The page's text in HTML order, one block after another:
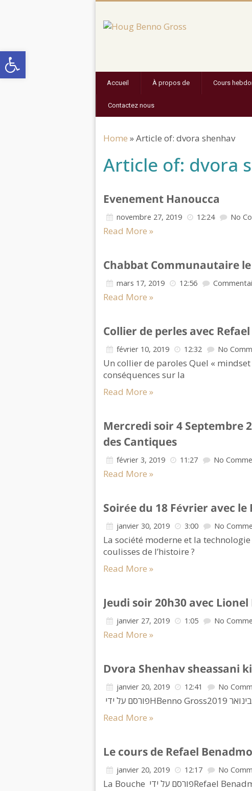
Open
toolbar Accueil À propos de Cours
Contactez nous
Home »Article of: dvora shenhav
Article of: dvora
Evenement Hanoucca
novembre 27, 2019 12:24 No
Read More »
Chabbat Communautaire
mars 17, 2019 12:56
Read More »
Collier de perles avec
février 10, 2019 12:32 No
Un collier de paroles Quel «
conséquences sur la
Read More »
Mercredi soir 4 Septembre
des Cantiques
février 3, 2019 11:27 No
Read More »
Soirée du 18 Février avec le
janvier 30, 2019 3:00 No
La société moderne et la
coulisses de l’histoire ?
Read More »
Jeudi soir 20h30 avec
janvier 27, 2019 1:05 No
Read More »
Dvora Shenhav sheassani
janvier 20, 2019 12:41 No
Read More »
Le cours de Refael
janvier 20, 2019 12:17 No